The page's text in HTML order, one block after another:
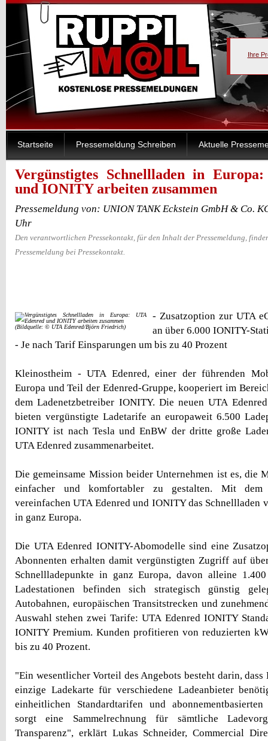
Ihre
Startseite Pressemeldung Schreiben Aktuelle
Vergünstigtes Schnellladen in
und IONITY arbeiten zusammen
Pressemeldung von: UNION TANK Eckstein GmbH & Co.
Uhr
Den verantwortlichen Pressekontakt, für den Inhalt der Pressemeldung,
Pressemeldung bei Pressekontakt.
(Bildquelle: © UTA Edenred/Björn Friedrich)
- Zusatzoption zur UTA
an über 6.000 IONITY-
- Je nach Tarif Einsparungen um bis zu 40 Prozent
Kleinostheim - UTA Edenred, einer der führenden
Europa und Teil der Edenred-Gruppe, kooperiert im
dem Ladenetzbetreiber IONITY. Die neuen UTA
bieten vergünstigte Ladetarife an europaweit 6.500
IONITY ist nach Tesla und EnBW der dritte große
UTA Edenred zusammenarbeitet.
Die gemeinsame Mission beider Unternehmen ist es, die
einfacher und komfortabler zu gestalten. Mit dem
vereinfachen UTA Edenred und IONITY das Schnellladen
in ganz Europa.
Die UTA Edenred IONITY-Abomodelle sind eine
Abonnenten erhalten damit vergünstigten Zugriff auf
Schnellladepunkte in ganz Europa, davon alleine
Ladestationen befinden sich strategisch günstig
Autobahnen, europäischen Transitstrecken und
Auswahl stehen zwei Tarife: UTA Edenred IONITY
IONITY Premium. Kunden profitieren von reduzierten
bis zu 40 Prozent.
"Ein wesentlicher Vorteil des Angebots besteht darin,
einzige Ladekarte für verschiedene Ladeanbieter
einheitlichen Standardtarifen und
sorgt eine Sammelrechnung für sämtliche
Transparenz", erklärt Lukas Schneider, Commercial